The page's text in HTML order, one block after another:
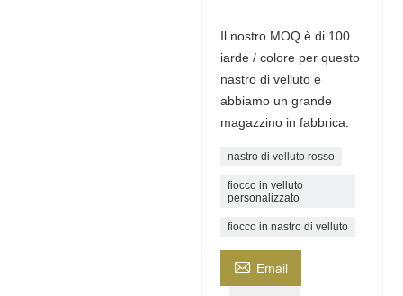
Il nostro MOQ è di 100
iarde / colore per questo
nastro di velluto e
abbiamo un grande
magazzino in fabbrica.
nastro di velluto rosso
fiocco in velluto
personalizzato
fiocco in nastro di velluto
 Email